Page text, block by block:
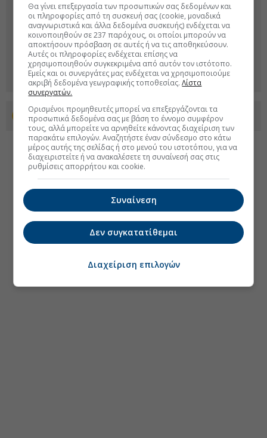
Προσθέστε το euro2day.gr στο Discover
Θα γίνει επεξεργασία των προσωπικών σας δεδομένων και
οι πληροφορίες από τη συσκευή σας (cookie, μοναδικά
αναγνωριστικά και άλλα δεδομένα συσκευής) ενδέχεται να
κοινοποιηθούν σε 237 παρόχους, οι οποίοι μπορούν να
αποκτήσουν πρόσβαση σε αυτές ή να τις αποθηκεύσουν.
Αυτές οι πληροφορίες ενδέχεται επίσης να
χρησιμοποιηθούν συγκεκριμένα από αυτόν τον ιστότοπο.
Εμείς και οι συνεργάτες μας ενδέχεται να χρησιμοποιούμε
ακριβή δεδομένα γεωγραφικής τοποθεσίας.Λίστα
συνεργατών.
Ορισμένοι προμηθευτές μπορεί να επεξεργάζονται τα
προσωπικά δεδομένα σας με βάση το έννομο συμφέρον
τους, αλλά μπορείτε να αρνηθείτε κάνοντας διαχείριση των
παρακάτω επιλογών. Αναζητήστε έναν σύνδεσμο στο κάτω
μέρος αυτής της σελίδας ή στο μενού του ιστοτόπου, για να
διαχειριστείτε ή να ανακαλέσετε τη συναίνεσή σας στις
ρυθμίσεις απορρήτου και cookie.
Συναίνεση
Δεν συγκατατίθεμαι
Διαχείριση επιλογών